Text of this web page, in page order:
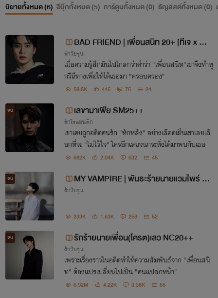
ขอให้สนุกและเพลิดเพลินไปกับนิยายของไรท์นะคะ ขอบคุณที่
🖤🖤🖤🖤🖤🖤🖤🖤🖤🖤
นิยายทั้งหมด (6) อีบุ๊กทั้งหมด (5) การ์ตูนทั้งหมด (0) ธัญลิสต์ทั้งหมด (0)
BAD FRIEND | เพื่อนสนิท 20+ [ทีเจ x มิว
สิค]
รักวัยรุ่น
เมื่อความรู้สึกมันไปไกลกว่าคำว่า "เพื่อนสนิท" เขาจึงทำทุ
กวิถีทางเพื่อให้ได้เธอมา "ครอบครอง"
59.5K 445 75 24
จบ เลขามาเฟีย SM25++
รักโรแมนติก
เขาเคยถูกอดีตคนรัก "หักหลัง" อย่างเลือดเย็นเขาเลยเลื
อกที่จะ "ไม่ไว้ใจ" ใครอีกเลยจนกระทั่งได้มาพบกับเธอ
682K 2.04K 632 45
จบ
MY VAMPIRE | พันธะร้ายนายแวมไพร์ 20
+ [ เกรย์ x เมเบล ]
รักวัยรุ่น
233K 1.63K 258 52
จบ รักร้ายนายเพื่อน(โครต)เลว NC20++
รักวัยรุ่น
เพราะเรื่องราวในอดีตทำให้ความสัมพันธ์จาก "เพื่อนสนิ
ท" ต้องแปรเปลี่ยนไปเป็น "คนแปลกหน้า"
6.92M 4.22K 3.38K 55